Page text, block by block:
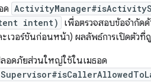
ด
intent)
เพื่อตรวจสอบข้อจำกัด
เวอร์ชันก่อนหน้า) ผลลัพธ์การเปิดตัวที่
อดภัยส่วนใหญ่ใช้ในเมธอด